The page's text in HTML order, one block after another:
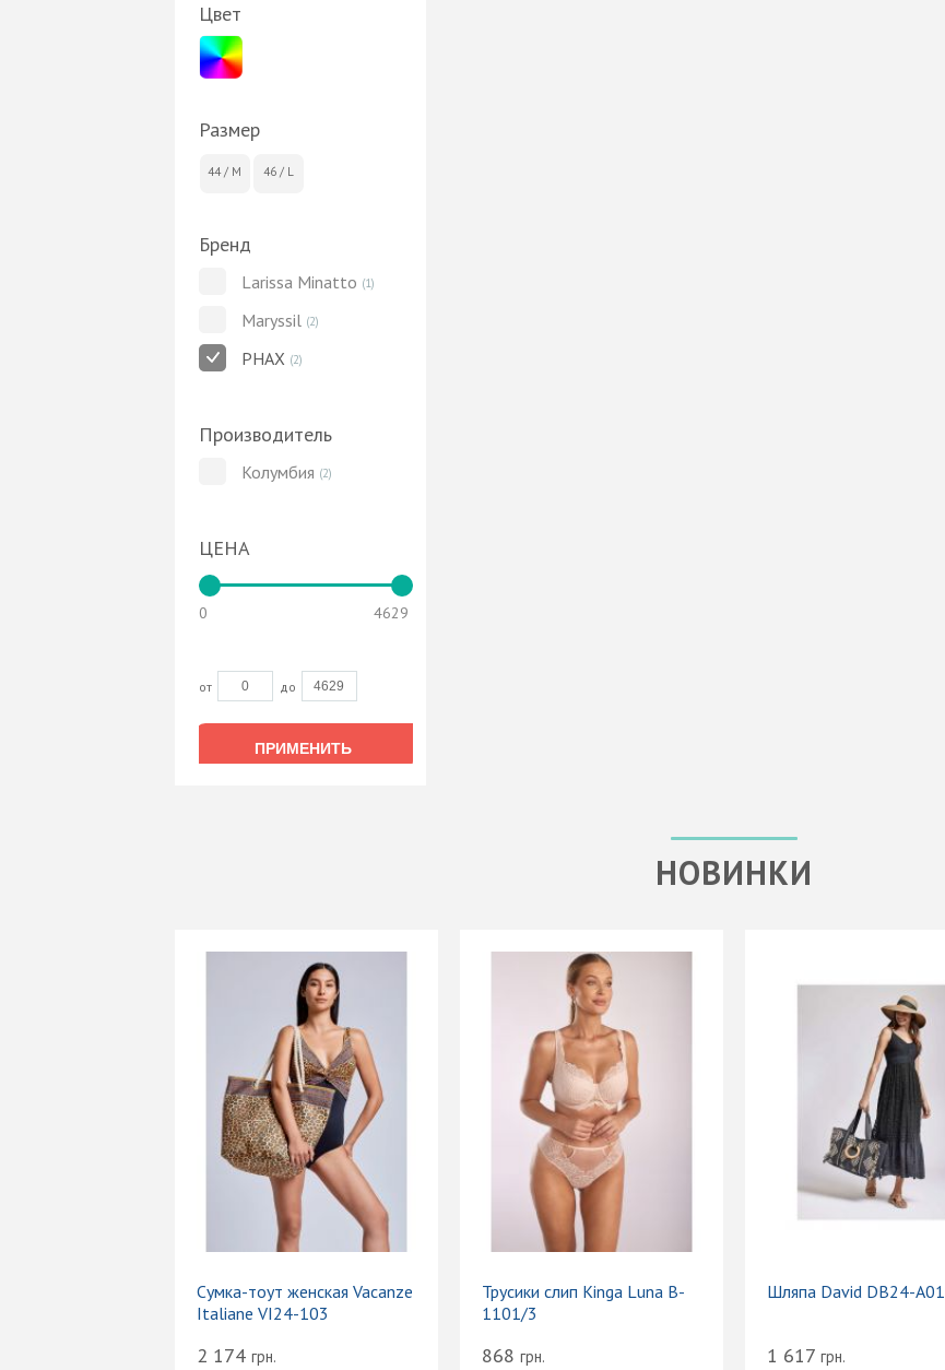
Цвет
Размер
44 / M 46 / L
Бренд
Larissa Minatto (1)
Maryssil (2)
PHAX (2)
Производитель
Колумбия (2)
ЦЕНА
0 4629
от до
ПРИМЕНИТЬ
НОВИНКИ
Сумка-тоут женская Vacanze
Italiane VI24-103
2 174 грн.
Трусики слип Kinga Luna B-
1101/3
868 грн.
Шляпа David DB24-A01
1 617 грн.